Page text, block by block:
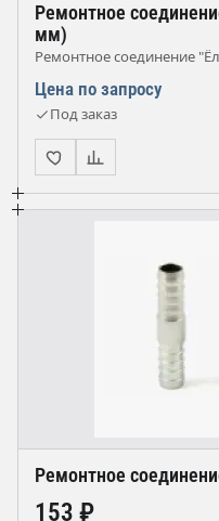
Ремонтное
мм)
Ремонтное соединение
Цена по запросу
Под заказ
Ремонтное
153 ₽